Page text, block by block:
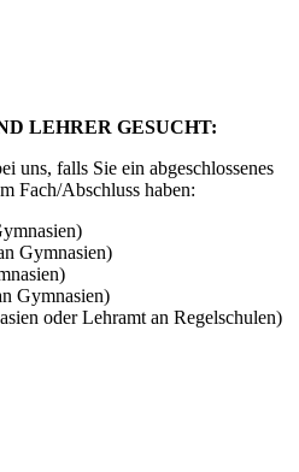
LEHRER GESUCHT:
uns, falls Sie ein abgeschlossenes
Fach/Abschluss haben:
Gymnasien)
Gymnasien)
oder Lehramt an Regelschulen)